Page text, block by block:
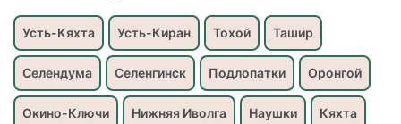
Усть-Кяхта Усть-Киран Тохой Ташир
Селендума Селенгинск Подлопатки Оронгой
Окино-Ключи Нижняя Иволга Наушки Кяхта